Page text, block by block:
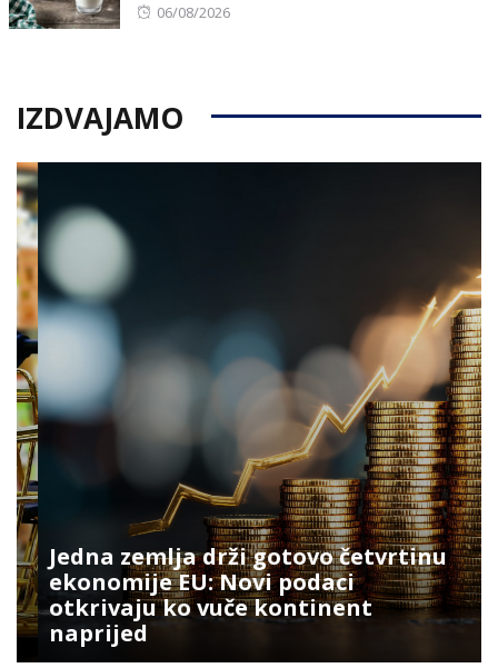
Posted
06/08/2026
IZDVAJAMO
Jedna zemlja drži gotovo četvrtinu
ekonomije EU: Novi podaci
otkrivaju ko vuče kontinent
naprijed